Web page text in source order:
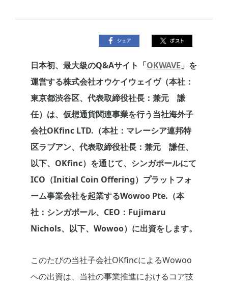
日本初、最大級のQ&Aサイト「OKWAVE 」を
運営する株式会社オウケイウェイヴ（本社：
東京都渋谷区、代表取締役社長：兼元 謙
任）は、仮想通貨関連事業を行う当社海外子
会社OKfinc LTD.（本社：マレーシア連邦特
区ラブアン、代表取締役社長：兼元 謙任、
以下、OKfinc）を通じて、シンガポールにて
ICO（Initial Coin Offering）プラットフォ
ーム事業会社を起業するWowoo Pte.（本
社：シンガポール、CEO：Fujimaru
Nichols、以下、Wowoo）に出資をします。
このたびの当社子会社OKfincによるWowoo
への出資は、当社の事業推進におけるコア技